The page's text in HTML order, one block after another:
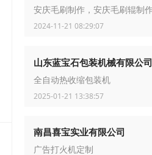
安庆毛刷制作，安庆毛刷辊制
2024-11-21 08:29:07
山东蓝宝石包装机械有限公司
全自动热收缩包装机
2025-01-21 13:38:57
南昌喜宝实业有限公司
广告打火机定制